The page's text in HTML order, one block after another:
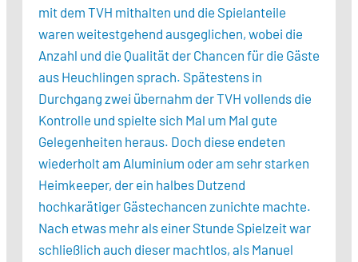
mit dem TVH mithalten und die Spielanteile
waren weitestgehend ausgeglichen, wobei die
Anzahl und die Qualität der Chancen für die Gäste
aus Heuchlingen sprach. Spätestens in
Durchgang zwei übernahm der TVH vollends die
Kontrolle und spielte sich Mal um Mal gute
Gelegenheiten heraus. Doch diese endeten
wiederholt am Aluminium oder am sehr starken
Heimkeeper, der ein halbes Dutzend
hochkarätiger Gästechancen zunichte machte.
Nach etwas mehr als einer Stunde Spielzeit war
schließlich auch dieser machtlos, als Manuel